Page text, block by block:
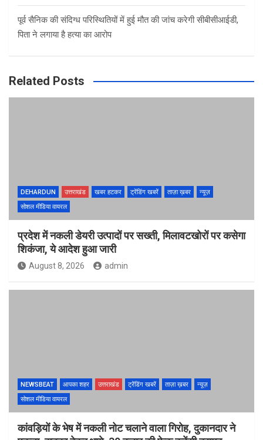
पूर्व सैनिक की संदिग्ध परिस्थितियों में हुई मौत की जांच करेगी सीबीसीआईडी,
पिता ने लगाया है हत्या का आरोप
Related Posts
DEHARDUN उत्तराखंड खबर हटकर ट्रेंडिंग खबरें ताज़ा ख़बर
न्यूज़
सोशल मीडिया वायरल
प्रदेश में नकली डेयरी उत्पादों पर सख्ती, मिलावटखोरों पर कसेगा
शिकंजा, ये आदेश हुआ जारी
August 8, 2026 admin
NEWSBEAT आपका शहर उत्तराखंड ट्रेंडिंग खबरें ताज़ा ख़बर
न्यूज़
सोशल मीडिया वायरल
कांवड़ियों के भेष में नकली नोट चलाने वाला गिरोह, दुकानदार ने